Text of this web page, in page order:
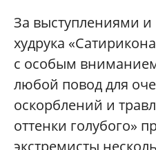
За выступлениями
худрука
с особым
любой повод для
оскорблений и
оттенки голубого»